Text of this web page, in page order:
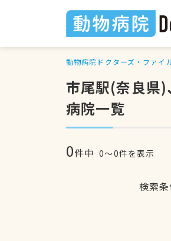
動物病院ドクターズ・ファイ
市尾駅(奈良県
病院一覧
0件中 0〜0件を表示
検索